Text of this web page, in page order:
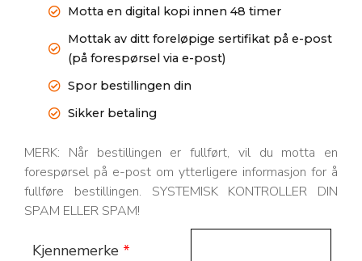
Motta en digital kopi innen 48 timer
Mottak av ditt foreløpige sertifikat på e-post
(på forespørsel via e-post)
Spor bestillingen din
Sikker betaling
MERK: Når bestillingen er fullført, vil du motta en
forespørsel på e-post om ytterligere informasjon for å
fullføre bestillingen. SYSTEMISK KONTROLLER DIN
SPAM ELLER SPAM!
Kjennemerke *